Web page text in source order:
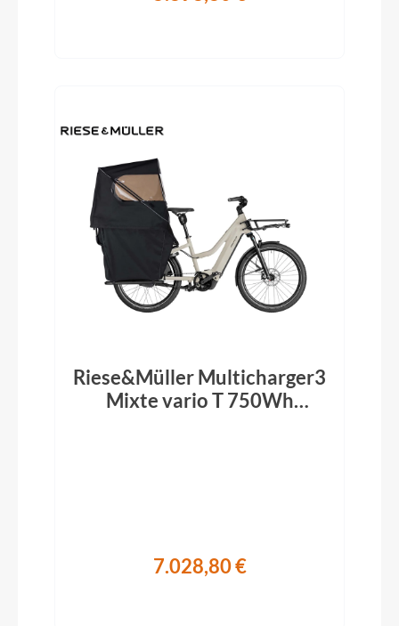
Riese&Müller Multicharger3
Mixte vario T 750Wh
7.028,80 €